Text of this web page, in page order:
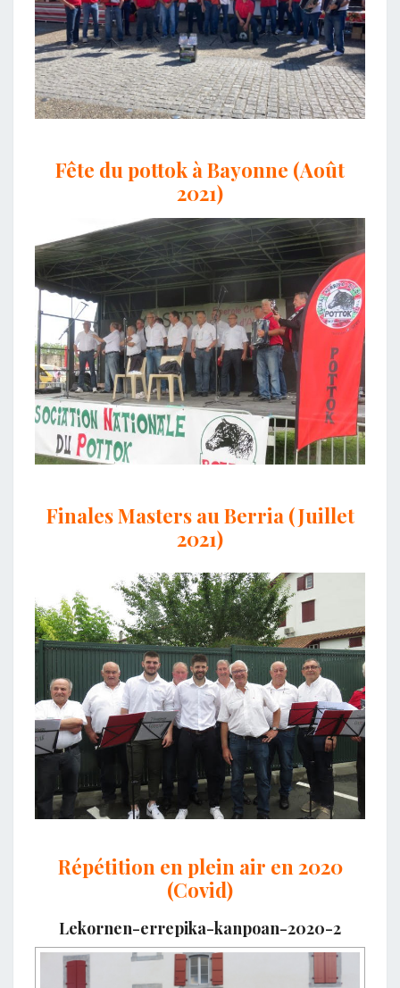
Fête du pottok à Bayonne (Août
2021)
Finales Masters au Berria (Juillet
2021)
Répétition en plein air en 2020
(Covid)
Lekornen-errepika-kanpoan-2020-2